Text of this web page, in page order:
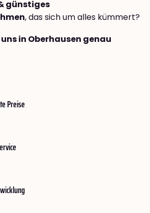
günstiges
, das sich um alles kümmert?
in Oberhausen genau
Preise